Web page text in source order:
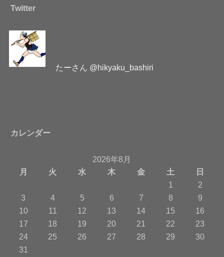
Twitter
たーさん @hikyaku_bashiri
カレンダー
2026年8月
月
火 水 木 金 土
日
1
2
3
4 5 6 7 8
9
10
11 12 13 14 15
16
17
18 19 20 21 22
23
24
25 26 27 28 29
30
31